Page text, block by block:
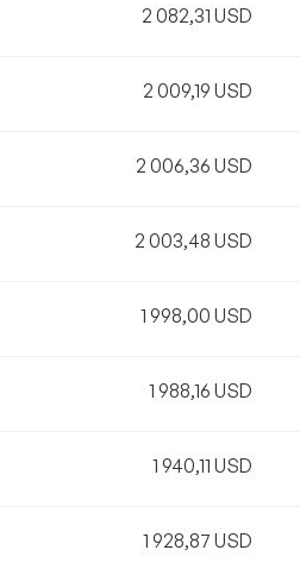
2 082,31 USD
2 009,19 USD
2 006,36 USD
2 003,48 USD
1 998,00 USD
1 988,16 USD
1 940,11 USD
1 928,87 USD